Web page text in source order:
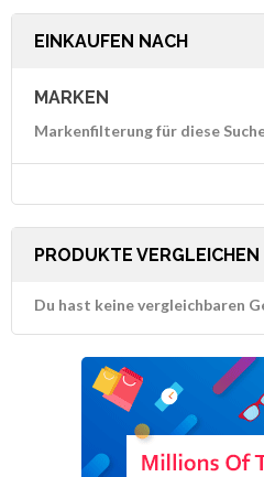
EINKAUFEN NACH
MARKEN
Markenfilterung für diese
PRODUKTE
Du hast keine vergleichbaren